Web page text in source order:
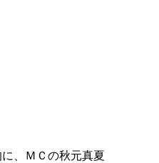
、ＭＣの秋元真夏